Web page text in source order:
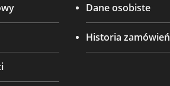
Dane osobiste
Historia zamówień